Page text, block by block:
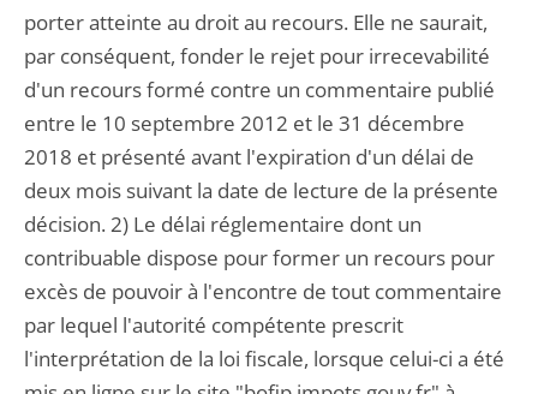
porter atteinte au droit au recours. Elle ne saurait,
par conséquent, fonder le rejet pour irrecevabilité
d'un recours formé contre un commentaire publié
entre le 10 septembre 2012 et le 31 décembre
2018 et présenté avant l'expiration d'un délai de
deux mois suivant la date de lecture de la présente
décision. 2) Le délai réglementaire dont un
contribuable dispose pour former un recours pour
excès de pouvoir à l'encontre de tout commentaire
par lequel l'autorité compétente prescrit
l'interprétation de la loi fiscale, lorsque celui-ci a été